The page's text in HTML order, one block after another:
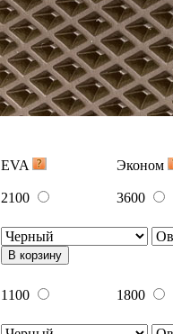
EVA
Эконом
2100
3600
В корзину
1100
1800